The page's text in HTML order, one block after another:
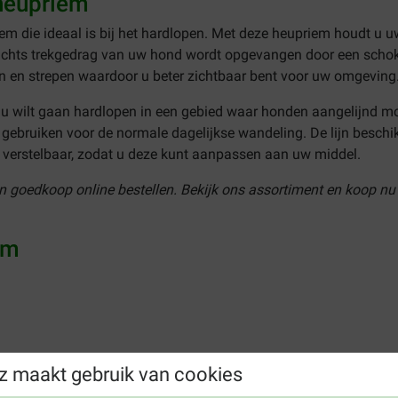
maakt gebruik van cookies
die ideaal is bij het hardlopen. Met deze heupriem houdt u
trekgedrag van uw hond wordt opgevangen door een
en strepen waardoor u beter zichtbaar bent voor uw
wilt gaan hardlopen in een gebied waar honden aangelijnd
voor de normale dagelijkse wandeling. De lijn
zodat u deze kunt aanpassen aan uw middel.
goedkoop online bestellen. Bekijk ons assortiment en koop